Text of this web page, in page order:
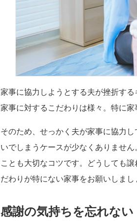
家事に協力しようとする夫が挫折す
家事に対するこだわりは様々。特に
そのため、せっかく夫が家事に協力
いでしまうケースが少なくありませ
ことも大切なコツです。どうしても
だわりが特にない家事をお願いしまし
感謝の気持ちを忘れない